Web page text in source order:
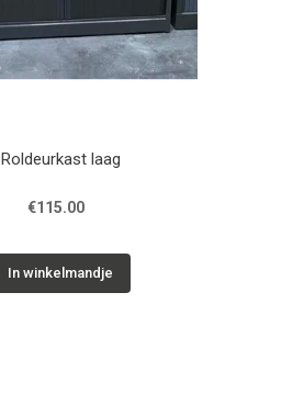
Roldeurkast laag
€115.00
In winkelmandje